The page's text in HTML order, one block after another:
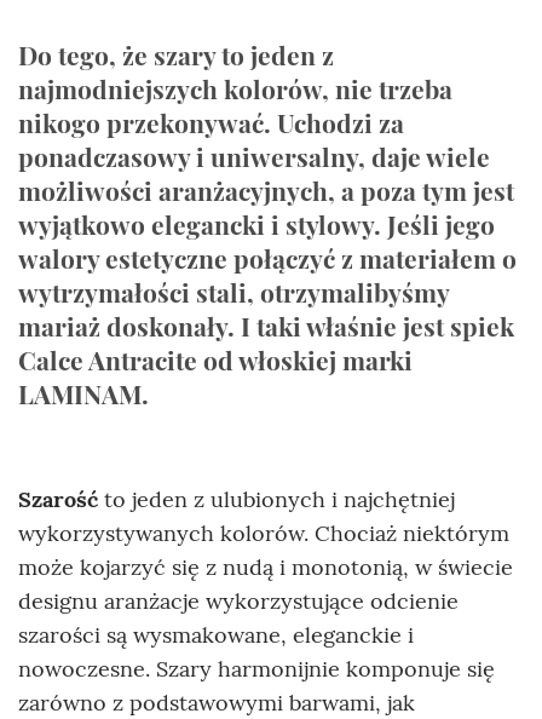
Do tego, że szary to jeden z
najmodniejszych kolorów, nie trzeba
nikogo przekonywać. Uchodzi za
ponadczasowy i uniwersalny, daje wiele
możliwości aranżacyjnych, a poza tym jest
wyjątkowo elegancki i stylowy. Jeśli jego
walory estetyczne połączyć z materiałem o
wytrzymałości stali, otrzymalibyśmy
mariaż doskonały. I taki właśnie jest spiek
Calce Antracite od włoskiej marki
LAMINAM.
Szarość to jeden z ulubionych i najchętniej
wykorzystywanych kolorów. Chociaż niektórym
może kojarzyć się z nudą i monotonią, w świecie
designu aranżacje wykorzystujące odcienie
szarości są wysmakowane, eleganckie i
nowoczesne. Szary harmonijnie komponuje się
zarówno z podstawowymi barwami, jak